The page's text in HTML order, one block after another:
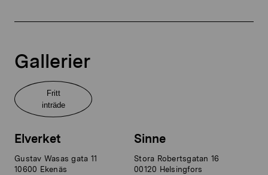
Gallerier
Fritt
inträde
Elverket
Gustav Wasas gata 11
10600 Ekenäs
Sinne
Stora Robertsgatan 16
00120 Helsingfors